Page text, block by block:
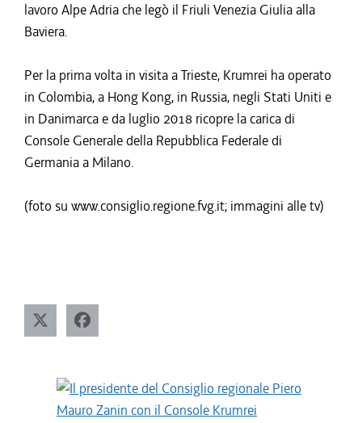
lavoro Alpe Adria che legò il Friuli Venezia Giulia alla
Baviera.
Per la prima volta in visita a Trieste, Krumrei ha operato
in Colombia, a Hong Kong, in Russia, negli Stati Uniti e
in Danimarca e da luglio 2018 ricopre la carica di
Console Generale della Repubblica Federale di
Germania a Milano.
(foto su www.consiglio.regione.fvg.it; immagini alle tv)